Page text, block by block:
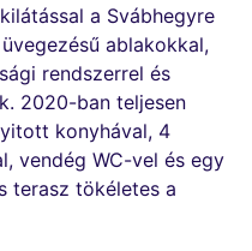
a Svábhegyre
ablakokkal,
rendszerrel és
2020-ban teljesen
konyhával, 4
vendég WC-vel és egy
terasz tökéletes a